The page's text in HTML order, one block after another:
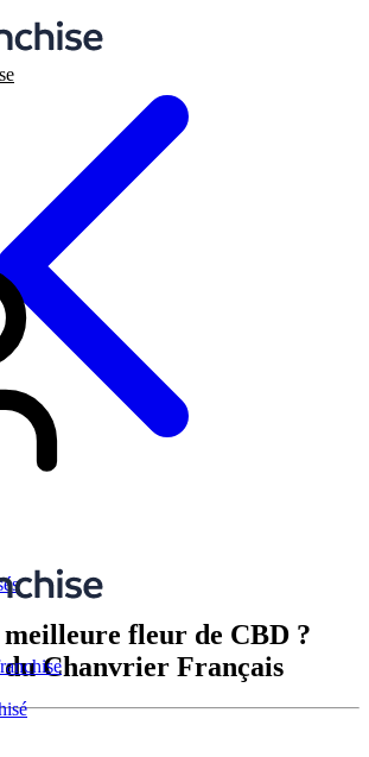
fleur de CBD ?
Chanvrier Français